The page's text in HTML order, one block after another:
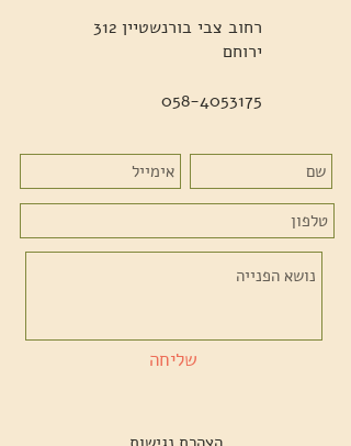
רחוב צבי בורנשטיין 312
ירוחם
058-4053175
שליחה